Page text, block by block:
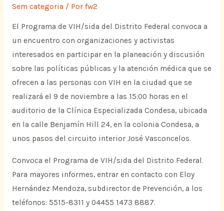
Sem categoria/ Por fw2
El Programa de VIH/sida del Distrito Federal convoca a
un encuentro con organizaciones y activistas
interesados en participar en la planeación y discusión
sobre las políticas públicas y la atención médica que se
ofrecen a las personas con VIH en la ciudad que se
realizará el 9 de noviembre a las 15:00 horas en el
auditorio de la Clínica Especializada Condesa, ubicada
en la calle Benjamín Hill 24, en la colonia Condesa, a
unos pasos del circuito interior José Vasconcelos.
Convoca el Programa de VIH/sida del Distrito Federal.
Para mayores informes, entrar en contacto con Eloy
Hernández Mendoza, subdirector de Prevención, a los
teléfonos: 5515-8311 y 04455 1473 8887.